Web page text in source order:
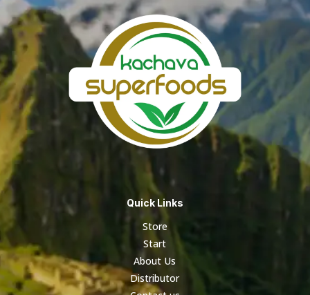
Quick Links
Store
Start
About Us
Distributor